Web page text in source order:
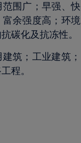
范围广；早强、快
余强度高；环境
碳化及抗冻性。
建筑；工业建筑；
程。